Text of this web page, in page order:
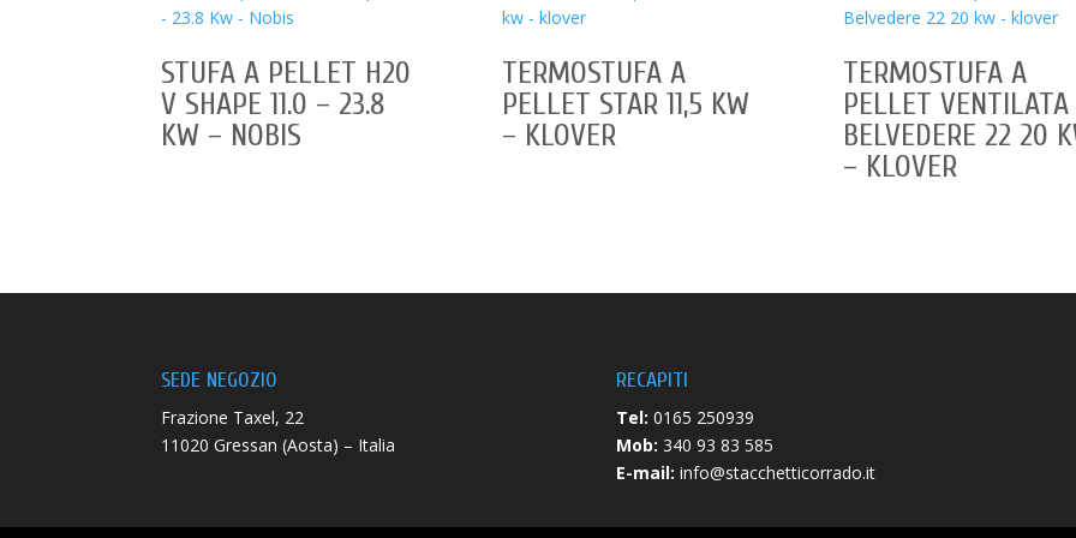
STUFA A PELLET H20
V SHAPE 11.0 – 23.8
KW – NOBIS
TERMOSTUFA A
PELLET STAR 11,5 KW
– KLOVER
TERMOSTUFA A
PELLET VENTILATA
BELVEDERE 22 20
– KLOVER
SEDE NEGOZIO
Frazione Taxel, 22
11020 Gressan (Aosta) – Italia
RECAPITI
Tel: 0165 250939
Mob: 340 93 83 585
E-mail: info@stacchetticorrado.it